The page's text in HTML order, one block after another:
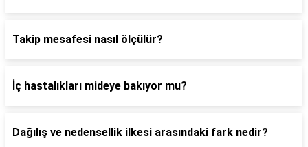
Takip mesafesi nasıl ölçülür?
İç hastalıkları mideye bakıyor mu?
Dağılış ve nedensellik ilkesi arasındaki fark nedir?